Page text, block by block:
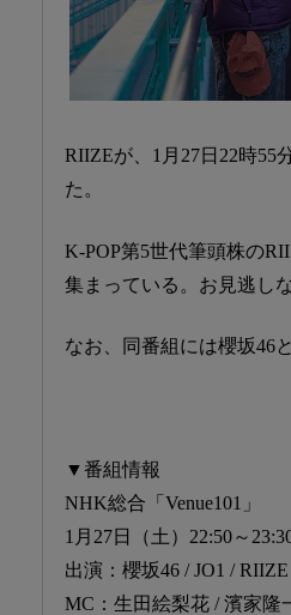
RIIZEが、1月27日22時55
た。
K-POP第5世代筆頭株の
集まっている。お見逃しな
なお、同番組には櫻坂46と
▼番組情報
NHK総合「Venue101」
1月27日（土）22:50～
出演：櫻坂46 / JO1 / RIIZE
MC：生田絵梨花 / 濱家隆